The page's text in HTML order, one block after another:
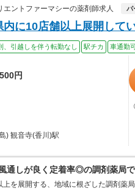
ントファーマシーの薬剤師求人
パ
内に10店舗以上展開して
、引越しを伴う転勤なし 駅チカ 車通勤
円
) 観音寺(香川)駅
通しが良く定着率◎の調剤薬局
を展開する、地域に根ざした調剤薬